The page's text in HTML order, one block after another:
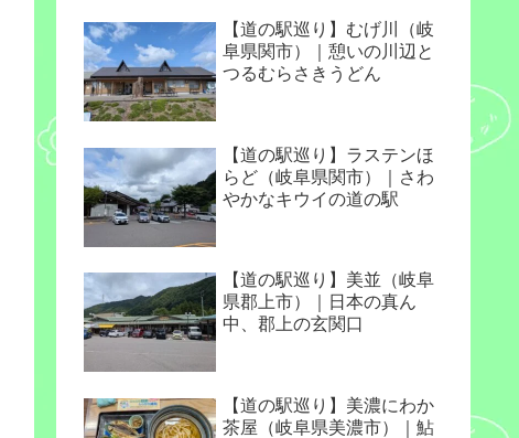
【道の駅巡り】むげ川（岐
阜県関市）｜憩いの川辺と
つるむらさきうどん
【道の駅巡り】ラステンほ
らど（岐阜県関市）｜さわ
やかなキウイの道の駅
【道の駅巡り】美並（岐阜
県郡上市）｜日本の真ん
中、郡上の玄関口
【道の駅巡り】美濃にわか
茶屋（岐阜県美濃市）｜鮎